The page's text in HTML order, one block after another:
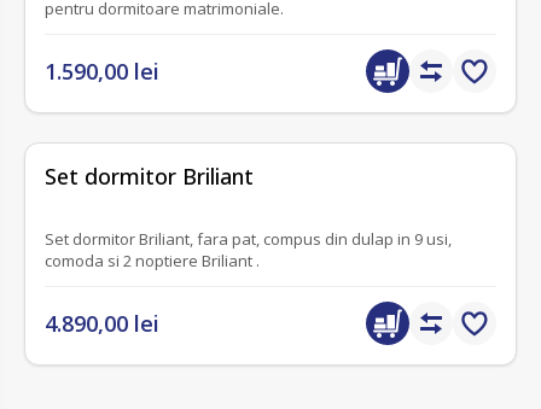
pentru dormitoare matrimoniale.
1.590,00 lei
Set dormitor Briliant
Set dormitor Briliant, fara pat, compus din dulap in 9 usi,
comoda si 2 noptiere Briliant .
4.890,00 lei